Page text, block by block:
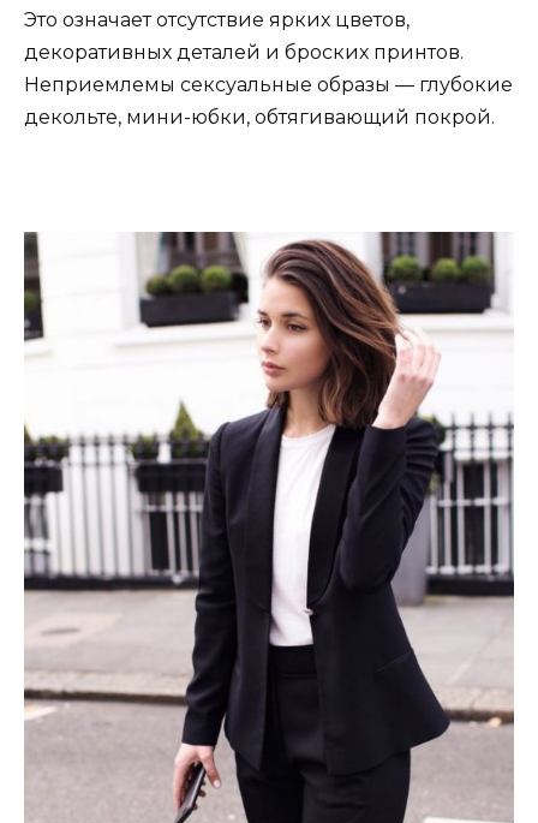
Это означает отсутствие ярких цветов,
декоративных деталей и броских принтов.
Неприемлемы сексуальные образы — глубокие
декольте, мини-юбки, обтягивающий покрой.